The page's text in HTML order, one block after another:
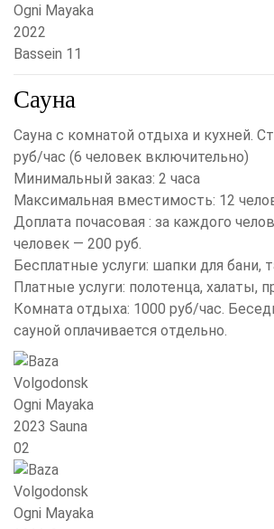
Сауна
Сауна с комнатой отдыха и кухней.
руб/час (6 человек включительно)
Минимальный заказ: 2 часа
Максимальная вместимость: 12
Доплата почасовая : за каждого
человек — 200 руб.
Бесплатные услуги: шапки для бани,
Платные услуги: полотенца, халаты,
Комната отдыха: 1000 руб/час.
сауной оплачивается отдельно.